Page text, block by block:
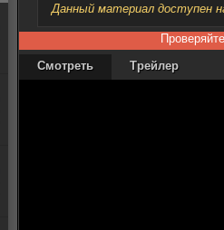
Данный материал доступен
Смотреть
Трейлер